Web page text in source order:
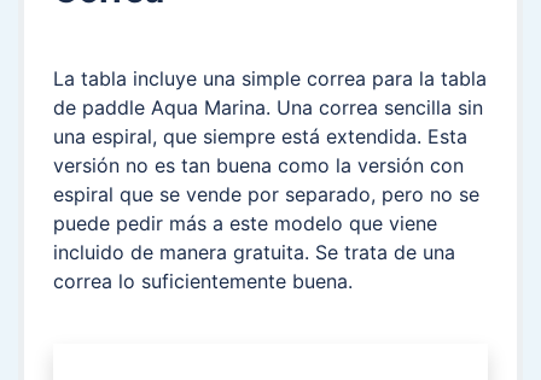
La tabla incluye una simple correa para la tabla
de paddle Aqua Marina. Una correa sencilla sin
una espiral, que siempre está extendida. Esta
versión no es tan buena como la versión con
espiral que se vende por separado, pero no se
puede pedir más a este modelo que viene
incluido de manera gratuita. Se trata de una
correa lo suficientemente buena.